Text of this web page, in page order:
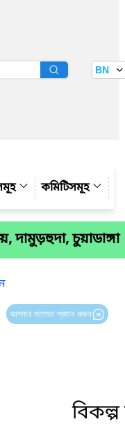
BN
কমিটিসমূহ
দামুড়হুদা, চুয়াডাঙ্গা
আপনার মতামত প্রদান করুন
বিকল্প